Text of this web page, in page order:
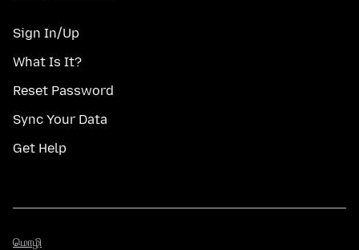
Sign In/Up
What Is It?
Reset Password
Sync Your Data
Get Help
மொழி